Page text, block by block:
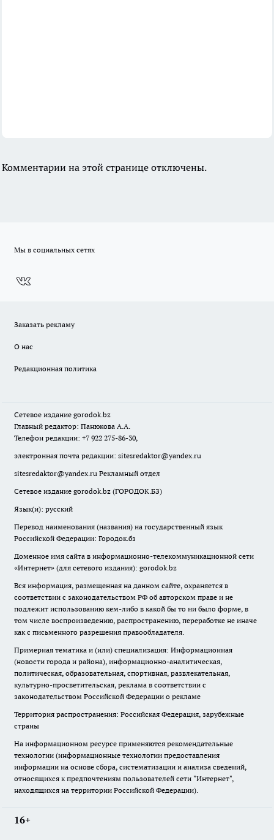
Комментарии на этой странице отключены.
Мы в социальных сетях
Заказать рекламу
О нас
Редакционная политика
Сетевое издание gorodok.bz
Главный редактор: Панюкова А.А.
Телефон редакции: +7 922 275-86-30,
электронная почта редакции: sitesredaktor@yandex.ru
sitesredaktor@yandex.ru Рекламный отдел
Сетевое издание gorodok.bz (ГОРОДОК.БЗ)
Язык(и): русский
Перевод наименования (названия) на государственный язык
Российской Федерации: Городок.бз
Доменное имя сайта в информационно-телекоммуникационной сети
«Интернет» (для сетевого издания): gorodok.bz
Вся информация, размещенная на данном сайте, охраняется в
соответствии с законодательством РФ об авторском праве и не
подлежит использованию кем-либо в какой бы то ни было форме, в
том числе воспроизведению, распространению, переработке не иначе
как с письменного разрешения правообладателя.
Примерная тематика и (или) специализация: Информационная
(новости города и района), информационно-аналитическая,
политическая, образовательная, спортивная, развлекательная,
культурно-просветительская, реклама в соответствии с
законодательством Российской Федерации о рекламе
Территория распространения: Российская Федерация, зарубежные
страны
На информационном ресурсе применяются рекомендательные
технологии (информационные технологии предоставления
информации на основе сбора, систематизации и анализа сведений,
относящихся к предпочтениям пользователей сети "Интернет",
находящихся на территории Российской Федерации).
16+